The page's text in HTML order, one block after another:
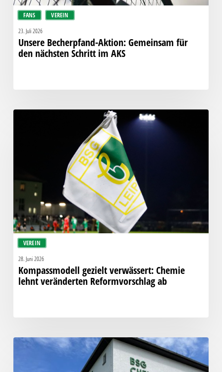
FANS VEREIN
23. Juli 2026
Unsere Becherpfand-Aktion: Gemeinsam für
den nächsten Schritt im AKS
VEREIN
Reformvorschlag
ab
28. Juni 2026
Kompassmodell gezielt verwässert: Chemie
lehnt veränderten Reformvorschlag ab